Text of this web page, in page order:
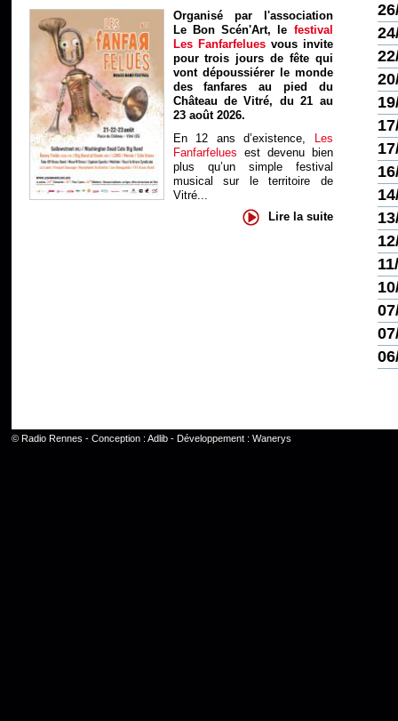
Organisé par l'association
Le Bon Scén'Art, le festival
Les Fanfarfelues vous invite
pour trois jours de fête qui
vont dépoussiérer le monde
des fanfares au pied du
Château de Vitré, du 21 au
23 août 2026.
En 12 ans d’existence, Les
Fanfarfelues est devenu bien
plus qu’un simple festival
musical sur le territoire de
Vitré...
Lire la suite
© Radio Rennes - Conception : Adlib- Développement : Wanerys